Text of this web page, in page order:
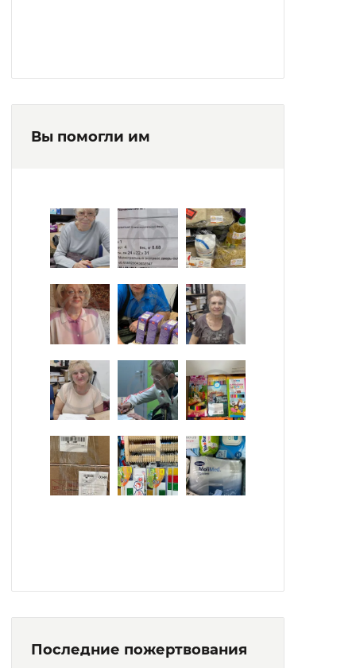
в игровой форме: конкурсы, викторины,
квизы, мастер-классы.
В интернате организован волонтерский
самокатные забеги, эстафеты, состязания.
В интернат приезжают школьники,
студенты, ученики художественных школ,
творческие коллективы.
Территория благоустроена и озеленена.
Есть свой огород.
Вы помогли им
Последние пожертвования